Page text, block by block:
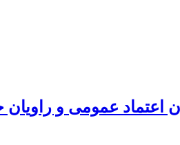
اعتماد عمومی و